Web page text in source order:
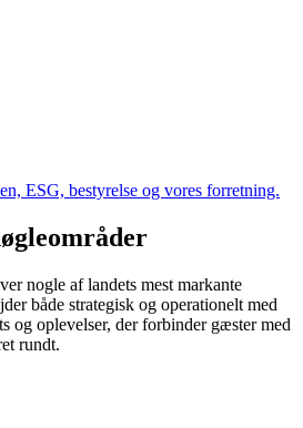
ESG, bestyrelse og vores forretning.
nogle af landets mest markante
både strategisk og operationelt med
og oplevelser, der forbinder gæster med
rundt.